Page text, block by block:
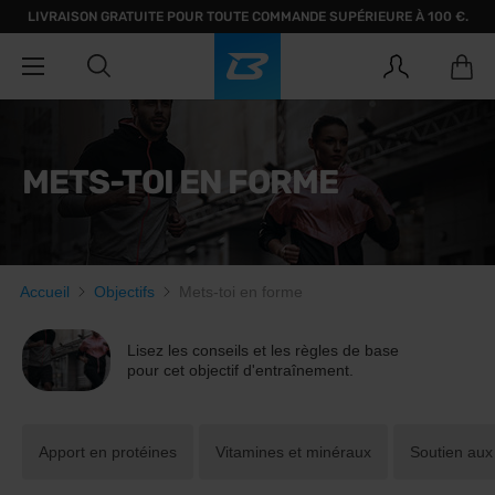
LIVRAISON GRATUITE POUR TOUTE COMMANDE SUPÉRIEURE À 100 €.
METS-TOI EN FORME
Accueil Objectifs Mets-toi en forme
Lisez les conseils et les règles de base
pour cet objectif d'entraînement.
Apport en protéines Vitamines et minéraux Soutien